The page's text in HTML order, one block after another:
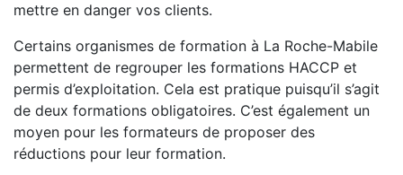
mettre en danger vos clients.
Certains organismes de formation à La Roche-Mabile
permettent de regrouper les formations HACCP et
permis d’exploitation. Cela est pratique puisqu’il s’agit
de deux formations obligatoires. C’est également un
moyen pour les formateurs de proposer des
réductions pour leur formation.